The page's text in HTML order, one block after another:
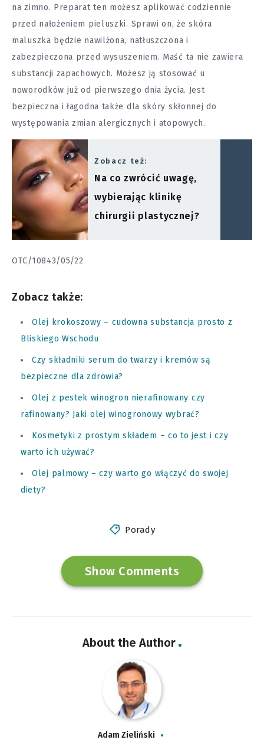
na zimno. Preparat ten możesz aplikować codziennie
przed nałożeniem pieluszki. Sprawi on, że skóra
maluszka będzie nawilżona, natłuszczona i
zabezpieczona przed wysuszeniem. Maść ta nie zawiera
substancji zapachowych. Możesz ją stosować u
noworodków już od pierwszego dnia życia. Jest
bezpieczna i łagodna także dla skóry skłonnej do
występowania zmian alergicznych i atopowych.
Zobacz też:
Na co zwrócić uwagę,
wybierając klinikę
chirurgii plastycznej?
OTC/10843/05/22
Zobacz także:
Olej krokoszowy – cudowna substancja prosto z
Bliskiego Wschodu
Czy składniki serum do twarzy i kremów są
bezpieczne dla zdrowia?
Olej z pestek winogron nierafinowany czy
rafinowany? Jaki olej winogronowy wybrać?
Kosmetyki z prostym składem – co to jest i czy
warto ich używać?
Olej palmowy – czy warto go włączyć do swojej
diety?
Porady
Show Comments
About the Author
Adam Zieliński